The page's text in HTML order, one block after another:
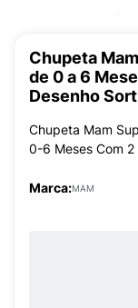
Chupeta
de 0 a 6
Desenho
Chupeta Mam
0-6 Meses Com 2
Marca:MAM